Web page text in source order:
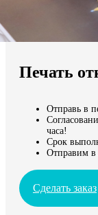
Мы доставляем по
Продолжить без
Печать
Отправь в
часа!
Срок
Отправим
Сделать заказ